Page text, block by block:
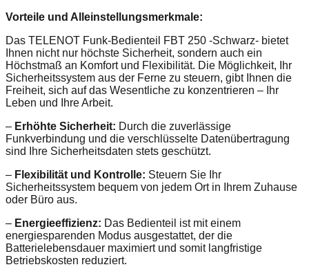
Vorteile und Alleinstellungsmerkmale:
Das TELENOT Funk-Bedienteil FBT 250 -Schwarz- bietet
Ihnen nicht nur höchste Sicherheit, sondern auch ein
Höchstmaß an Komfort und Flexibilität. Die Möglichkeit, Ihr
Sicherheitssystem aus der Ferne zu steuern, gibt Ihnen die
Freiheit, sich auf das Wesentliche zu konzentrieren – Ihr
Leben und Ihre Arbeit.
– Erhöhte Sicherheit: Durch die zuverlässige
Funkverbindung und die verschlüsselte Datenübertragung
sind Ihre Sicherheitsdaten stets geschützt.
– Flexibilität und Kontrolle: Steuern Sie Ihr
Sicherheitssystem bequem von jedem Ort in Ihrem Zuhause
oder Büro aus.
– Energieeffizienz: Das Bedienteil ist mit einem
energiesparenden Modus ausgestattet, der die
Batterielebensdauer maximiert und somit langfristige
Betriebskosten reduziert.